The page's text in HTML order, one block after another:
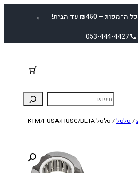
← – ₪450 עד הבית!
053-444-4427
/ טלטל
/ טלטל KTM/HUSA/HUSQ/BETA